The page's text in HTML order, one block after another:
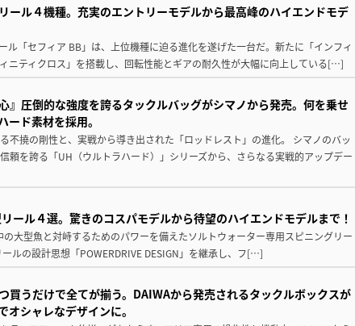
ール４機種。充実のエントリーモデルから最高峰のハイエンドモデ
ル「セフィア BB」は、上位機種に迫る進化を遂げた一台だ。新たに「インフィ
ニティクロス」を搭載し、回転性能とギアの耐久性が大幅に向上している[…]
』圧倒的な強度を誇るタックルバッグがシマノから発売。何を乗せ
ード素材を採用。
不撓の剛性と、実戦から導き出された「ロッドレスト」の進化。 シマノのバッ
頼を誇る「UH（ウルトラハード）」シリーズから、さらなる実戦的アップデー
ール４選。驚きのコスパモデルから待望のハイエンドモデルまで！
の大型魚と対峙するためのパワーを備えたソルトウォーター専用スピニングリー
ルの設計思想「POWERDRIVE DESIGN」を継承し、フ[…]
買うだけで全てが揃う。DAIWAから発売されるタックルボックスが
オシャレなデザインに。